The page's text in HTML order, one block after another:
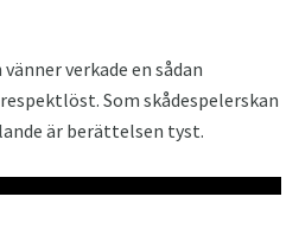
verkade en sådan
Som skådespelerskan
är berättelsen tyst.